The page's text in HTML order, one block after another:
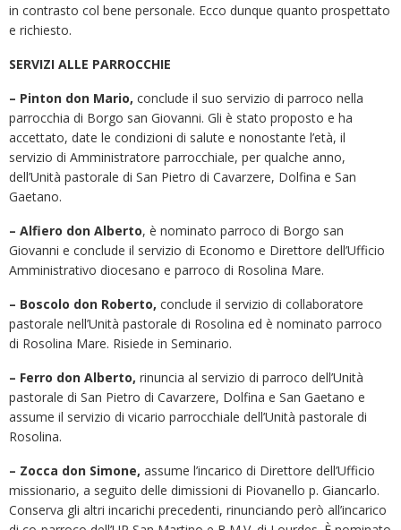
in contrasto col bene personale. Ecco dunque quanto prospettato
e richiesto.
SERVIZI ALLE PARROCCHIE
– Pinton don Mario, conclude il suo servizio di parroco nella
parrocchia di Borgo san Giovanni. Gli è stato proposto e ha
accettato, date le condizioni di salute e nonostante l’età, il
servizio di Amministratore parrocchiale, per qualche anno,
dell’Unità pastorale di San Pietro di Cavarzere, Dolfina e San
Gaetano.
– Alfiero don Alberto, è nominato parroco di Borgo san
Giovanni e conclude il servizio di Economo e Direttore dell’Ufficio
Amministrativo diocesano e parroco di Rosolina Mare.
– Boscolo don Roberto, conclude il servizio di collaboratore
pastorale nell’Unità pastorale di Rosolina ed è nominato parroco
di Rosolina Mare. Risiede in Seminario.
– Ferro don Alberto, rinuncia al servizio di parroco dell’Unità
pastorale di San Pietro di Cavarzere, Dolfina e San Gaetano e
assume il servizio di vicario parrocchiale dell’Unità pastorale di
Rosolina.
– Zocca don Simone, assume l’incarico di Direttore dell’Ufficio
missionario, a seguito delle dimissioni di Piovanello p. Giancarlo.
Conserva gli altri incarichi precedenti, rinunciando però all’incarico